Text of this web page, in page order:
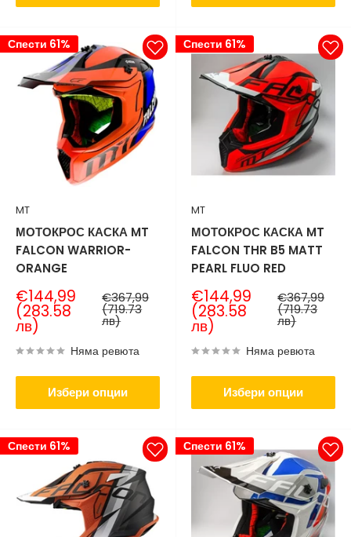
Спести 61%
MT
МОТОКРОС КАСКА MT
FALCON WARRIOR-
ORANGE
Продажна
цена
€144,99
(283.58
лв)
Нормална
цена
€367,99
(719.73
лв)
Няма ревюта
Избери опции
Спести 61%
MT
МОТОКРОС КАСКА MT
FALCON THR B5 MATT
PEARL FLUO RED
Продажна
цена
€144,99
(283.58
лв)
Нормална
цена
€367,99
(719.73
лв)
Няма ревюта
Избери опции
Спести 61% Спести 61%